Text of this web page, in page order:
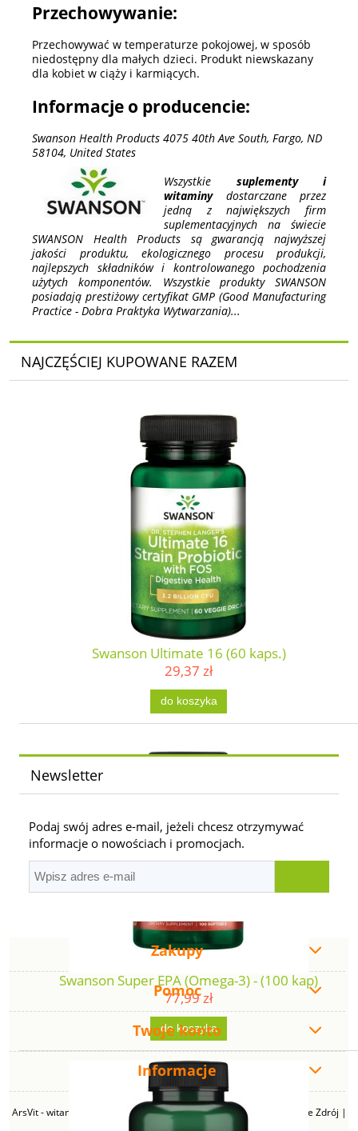
Przechowywanie:
Przechowywać w temperaturze pokojowej, w sposób
niedostępny dla małych dzieci. Produkt niewskazany
dla kobiet w ciąży i karmiących.
Informacje o producencie:
Swanson Health Products 4075 40th Ave South, Fargo, ND
58104, United States
Wszystkie suplementy i
witaminydostarczane przez
jedną z największych firm
suplementacyjnych na świecie
SWANSON Health Products są gwarancją najwyższej
jakości produktu, ekologicznego procesu produkcji,
najlepszych składników i kontrolowanego pochodzenia
użytych komponentów. Wszystkie produkty SWANSON
posiadają prestiżowy certyfikat GMP (Good Manufacturing
Practice - Dobra Praktyka Wytwarzania)...
NAJCZĘŚCIEJ KUPOWANE RAZEM
Swanson Ultimate 16 (60 kaps.)
29,37 zł
do koszyka
Swanson Super EPA (Omega-3) - (100 kap)
77,99 zł
do koszyka
Newsletter
Podaj swój adres e-mail, jeżeli chcesz otrzymywać
informacje o nowościach i promocjach.
Zakupy
Pomoc
Twoje konto
Informacje
ArsVit - witaminyswanson.pl | ul. Zimowa 49B, 43-230 Goczałkowice Zdrój |
NIP: 6381219140 | REGON: 276280385 | Email: